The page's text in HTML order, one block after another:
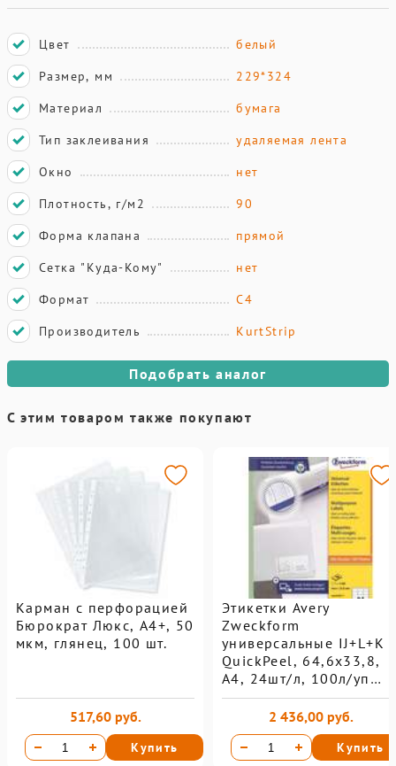
Цвет
белый
Размер, мм
229*324
Материал
бумага
Тип заклеивания
удаляемая лента
Окно
нет
Плотность, г/м2
90
Форма клапана
прямой
Сетка "Куда-Кому"
нет
Формат
С4
Производитель
KurtStrip
Подобрать аналог
С этим товаром также покупают
Карман с перфорацией
Бюрократ Люкс, А4+, 50
мкм, глянец, 100 шт.
517,60 руб.
Купить
Этикетки Avery
Zweckform
универсальные IJ+L+K
QuickPeel, 64,6х33,8,
А4, 24шт/л, 100л/уп
3658
2 436,00 руб.
Купить